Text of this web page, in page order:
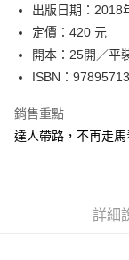
付款後7-11取貨
每筆NT$60，滿
宅配
每筆NT$100，滿
出版日期：2018
定價：420 元
開本：25開／平
ISBN：
銷售重點
達人帶路，不再走
詳細